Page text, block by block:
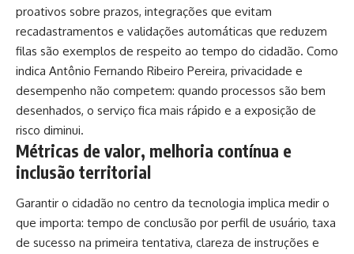
proativos sobre prazos, integrações que evitam
recadastramentos e validações automáticas que reduzem
filas são exemplos de respeito ao tempo do cidadão. Como
indica Antônio Fernando Ribeiro Pereira, privacidade e
desempenho não competem: quando processos são bem
desenhados, o serviço fica mais rápido e a exposição de
risco diminui.
Métricas de valor, melhoria contínua e
inclusão territorial
Garantir o cidadão no centro da tecnologia implica medir o
que importa: tempo de conclusão por perfil de usuário, taxa
de sucesso na primeira tentativa, clareza de instruções e